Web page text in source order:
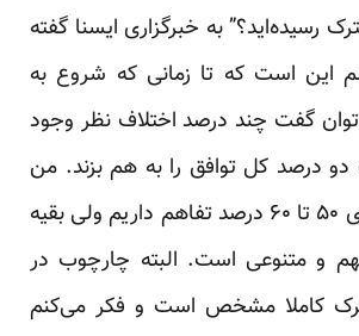
رسیده‌اید؟” به خبرگزاری ایسنا گفته
این است که تا زمانی که شروع به
گفت چند درصد اختلاف نظر وجود
درصد کل توافق را به هم بزند. من
می‌توانم بگویم روی ۵۰ تا ۶۰ درصد تفاهم داریم ولی بقیه
و متنوعی است. البته چارچوب در
کاملا مشخص است و فکر می‌کنم